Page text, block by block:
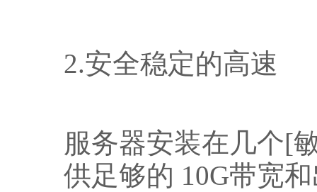
2.安全稳定的高速
服务器安装在几个[
供足够的 10G带宽